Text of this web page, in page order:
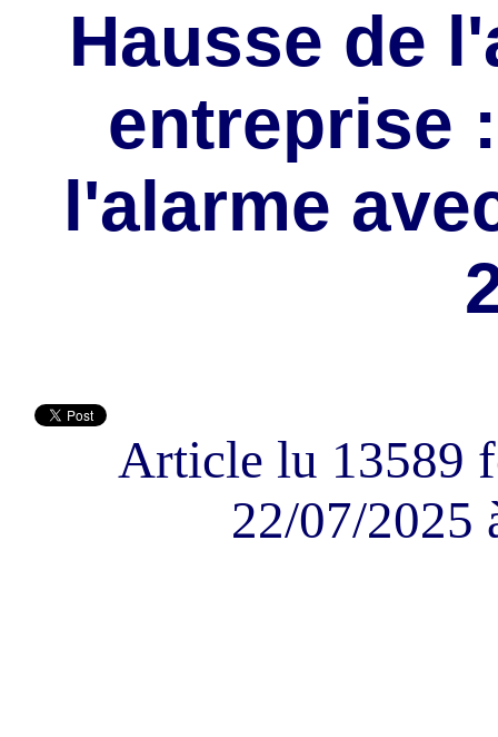
Hausse de
entreprise
l'alarme
Article lu 13589
22/07/2025